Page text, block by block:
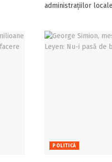
administrațiilor
POLITICĂ